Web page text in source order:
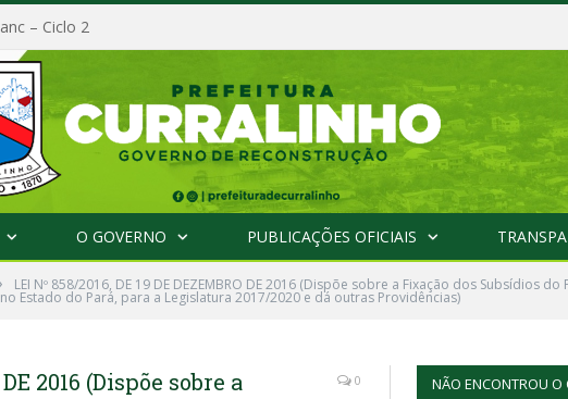
– Ciclo 2
O GOVERNO PUBLICAÇÕES OFICIAIS
LEI Nº 858/2016, DE 19 DE DEZEMBRO DE 2016 (Dispõe sobre a Fixação dos Subsídios
Estado do Pará, para a Legislatura 2017/2020 e dá outras Providências)
2016 (Dispõe sobre a
0 NÃO ENCONTROU O